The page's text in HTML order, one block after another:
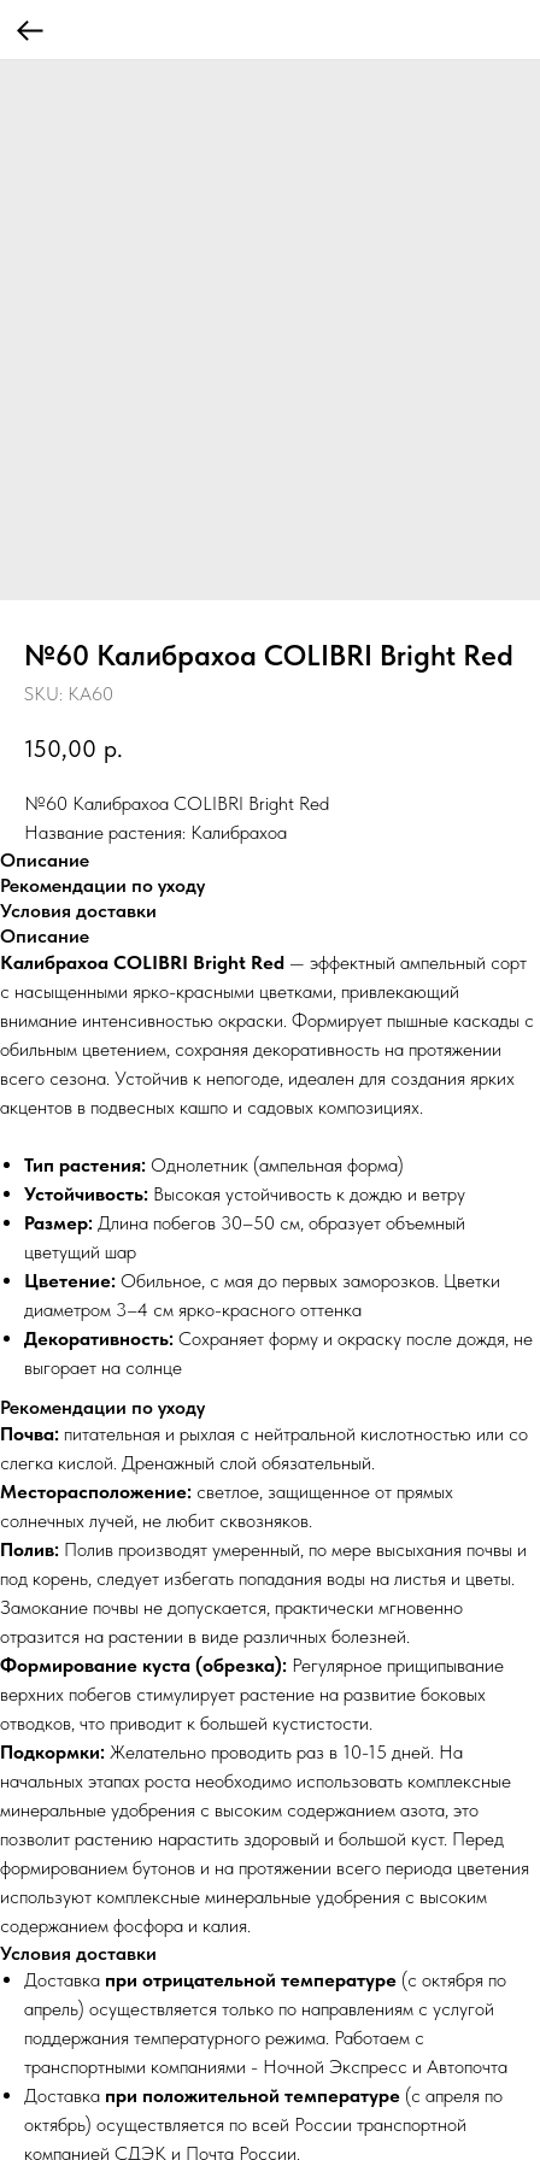
№60 Калибрахоа COLIBRI Bright Red
SKU: КА60
150,00 р.
№60 Калибрахоа COLIBRI Bright Red
Название растения: Калибрахоа
Описание
Рекомендации по уходу
Условия доставки
Описание
Калибрахоа COLIBRI Bright Red — эффектный ампельный сорт
с насыщенными ярко-красными цветками, привлекающий
внимание интенсивностью окраски. Формирует пышные каскады с
обильным цветением, сохраняя декоративность на протяжении
всего сезона. Устойчив к непогоде, идеален для создания ярких
акцентов в подвесных кашпо и садовых композициях.
Тип растения: Однолетник (ампельная форма)
Устойчивость: Высокая устойчивость к дождю и ветру
Размер: Длина побегов 30–50 см, образует объемный
цветущий шар
Цветение: Обильное, с мая до первых заморозков. Цветки
диаметром 3–4 см ярко-красного оттенка
Декоративность: Сохраняет форму и окраску после дождя, не
выгорает на солнце
Рекомендации по уходу
Почва: питательная и рыхлая с нейтральной кислотностью или со
слегка кислой. Дренажный слой обязательный.
Месторасположение: светлое, защищенное от прямых
солнечных лучей, не любит сквозняков.
Полив: Полив производят умеренный, по мере высыхания почвы и
под корень, следует избегать попадания воды на листья и цветы.
Замокание почвы не допускается, практически мгновенно
отразится на растении в виде различных болезней.
Формирование куста (обрезка): Регулярное прищипывание
верхних побегов стимулирует растение на развитие боковых
отводков, что приводит к большей кустистости.
Подкормки: Желательно проводить раз в 10-15 дней. На
начальных этапах роста необходимо использовать комплексные
минеральные удобрения с высоким содержанием азота, это
позволит растению нарастить здоровый и большой куст. Перед
формированием бутонов и на протяжении всего периода цветения
используют комплексные минеральные удобрения с высоким
содержанием фосфора и калия.
Условия доставки
Доставка при отрицательной температуре (с октября по
апрель) осуществляется только по направлениям с услугой
поддержания температурного режима. Работаем с
транспортными компаниями - Ночной Экспресс и Автопочта
Доставка при положительной температуре (с апреля по
октябрь) осуществляется по всей России транспортной
компанией СДЭК и Почта России.